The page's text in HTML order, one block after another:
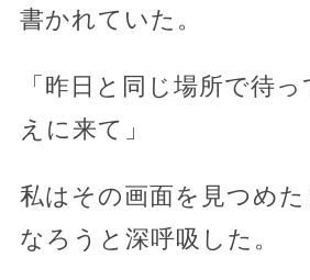
書かれていた。
「昨日と同じ場所で待
えに来て」
私はその画面を見つめた
なろうと深呼吸した。